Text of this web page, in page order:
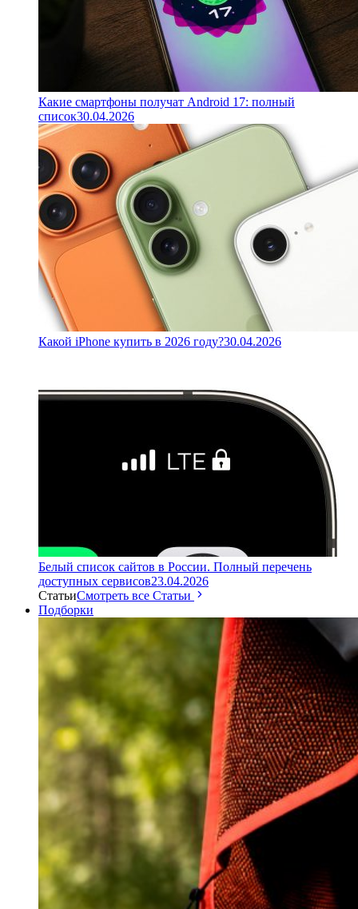
Какие смартфоны получат Android 17: полный
список30.04.2026
Какой iPhone купить в 2026 году?30.04.2026
Белый список сайтов в России. Полный перечень
доступных сервисов23.04.2026
СтатьиСмотреть все Статьи
Подборки